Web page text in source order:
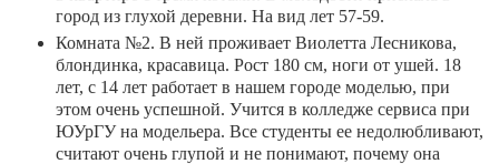
город из глухой деревни. На вид лет 57-59.
Комната №2. В ней проживает Виолетта Лесникова,
блондинка, красавица. Рост 180 см, ноги от ушей. 18
лет, с 14 лет работает в нашем городе моделью, при
этом очень успешной. Учится в колледже сервиса при
ЮУрГУ на модельера. Все студенты ее недолюбливают,
считают очень глупой и не понимают, почему она